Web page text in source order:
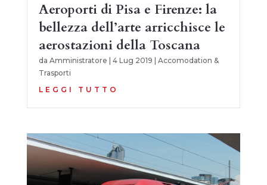
Aeroporti di Pisa e Firenze: la
bellezza dell’arte arricchisce le
aerostazioni della Toscana
da Amministratore 4 Lug 2019
Accomodation &
Trasporti
LEGGI TUTTO